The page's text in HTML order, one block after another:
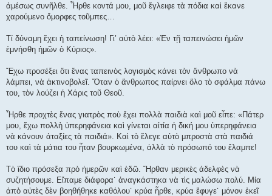
ἀμέσως συνῆλθε. Ἦρθε κοντά μου, μοῦ ἔγλειφε τὰ πόδια καὶ ἔκανε
χαρούμενο ὄμορφες τοῦμπες…
Τί δύναμη ἔχει ἡ ταπείνωση! Γι’ αὐτὸ λέει: «Ἐν τῇ ταπεινώσει ἡμῶν
ἐμνήσθη ἡμῶν ὁ Κύριος».
Ἔχω προσέξει ὅτι ἕνας ταπεινὸς λογισμὸς κάνει τὸν ἄνθρωπο νὰ
λάμπει, νὰ ἀκτινοβολεῖ. Ὅταν ὁ ἄνθρωπος παίρνει ὅλο τὸ σφάλμα πάνω
του, τὸν λούζει ἡ Χάρις τοῦ Θεοῦ.
Ἦρθε προχτὲς ἕνας γιατρὸς ποὺ ἔχει πολλὰ παιδιὰ καὶ μοῦ εἶπε: «Πάτερ
μου, ἔχω πολλὴ ὑπερηφάνεια καὶ γίνεται αἰτία ἡ δική μου ὑπερηφάνεια
νὰ κάνουν ἀταξίες τὰ παιδιά». Καὶ τὸ ἔλεγε αὐτὸ μπροστὰ στὰ παιδιά
του καὶ τὰ μάτια του ἦταν βουρκωμένα, ἀλλὰ τὸ πρόσωπό του ἔλαμπε!
Τὸ ἴδιο πρόσεξα πρὸ ἡμερῶν καὶ ἐδῶ. Ἤρθαν μερικὲς ἀδελφὲς νὰ
συζητήσουμε. Εἴπαμε διάφορα˙ ἀναγκάστηκα νὰ τὶς μαλώσω πολύ. Μία
ἀπὸ αὐτὲς δὲν βοηθήθηκε καθόλου˙ κρύα ἦρθε, κρύα ἔφυγε˙ μόνον ἐκεῖ